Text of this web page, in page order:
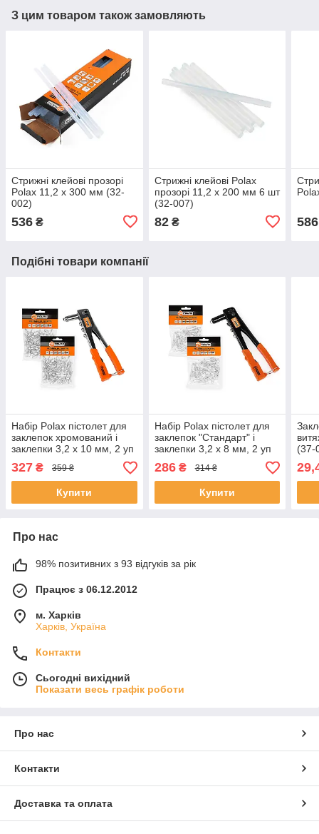
З цим товаром також замовляють
Стрижні клейові прозорі
Polax 11,2 х 300 мм (32-
002)
536 ₴
Стрижні клейові Polax
прозорі 11,2 х 200 мм 6 шт
(32-007)
82₴ 586
Подібні товари компанії
Набір Polax пістолет для
заклепок хромований і
заклепки 3,2 х 10 мм, 2 уп
(337-01)
327 ₴ 359 ₴
Купити
Набір Polax пістолет для
заклепок "Стандарт" і
заклепки 3,2 х 8 мм, 2 уп
(337-03)
286₴ 314 ₴
Купити
(37-
Про нас
98% позитивних з 93 відгуків за рік
Працює з 06.12.2012
м. Харків
Харків, Україна
Контакти
Сьогодні вихідний
Показати весь графік роботи
Про нас
Контакти
Доставка та оплата